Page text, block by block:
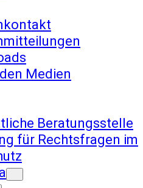
Medien
Beratungsstelle
für Rechtsfragen im